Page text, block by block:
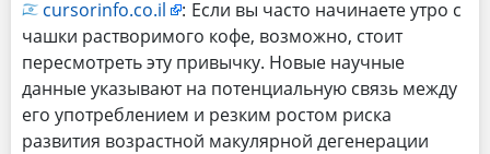
cursorinfo.co.il : Если вы часто начинаете утро с
чашки растворимого кофе, возможно, стоит
пересмотреть эту привычку. Новые научные
данные указывают на потенциальную связь между
его употреблением и резким ростом риска
развития возрастной макулярной дегенерации